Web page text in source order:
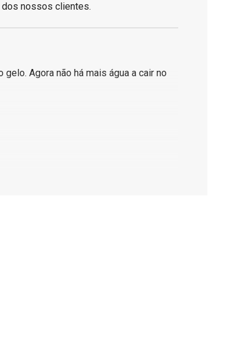
dos nossos clientes.
Agora não há mais água a cair no